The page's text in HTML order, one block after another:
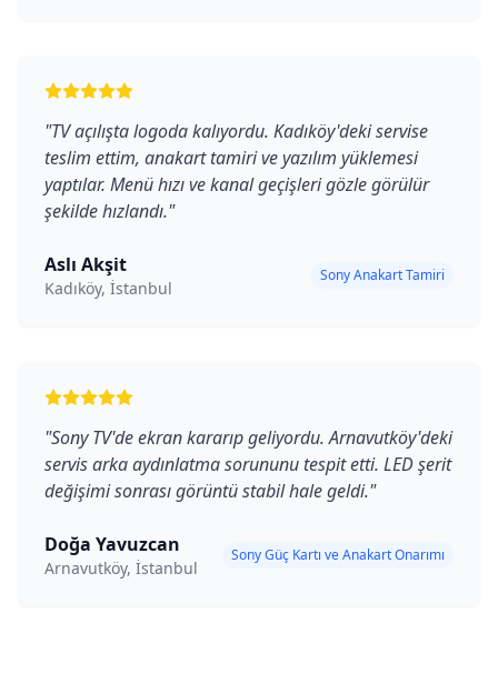
"TV açılışta logoda kalıyordu. Kadıköy'deki servise
teslim ettim, anakart tamiri ve yazılım yüklemesi
yaptılar. Menü hızı ve kanal geçişleri gözle görülür
şekilde hızlandı."
Aslı Akşit
Kadıköy, İstanbul
Sony Anakart Tamiri
"Sony TV'de ekran kararıp geliyordu. Arnavutköy'deki
servis arka aydınlatma sorununu tespit etti. LED şerit
değişimi sonrası görüntü stabil hale geldi."
Doğa Yavuzcan
Arnavutköy, İstanbul
Sony Güç Kartı ve Anakart Onarımı